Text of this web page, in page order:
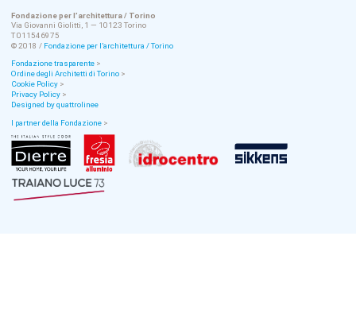
Fondazione per l’architettura / Torino
Via Giovanni Giolitti, 1 — 10123 Torino
T 011546975
© 2018 / Fondazione per l’architettura / Torino
Fondazione trasparente >
Ordine degli Architetti di Torino >
Cookie Policy >
Privacy Policy >
Designed by quattrolinee
I partner della Fondazione >